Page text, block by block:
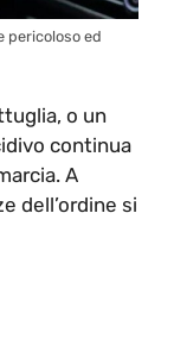
pericoloso ed
o un
continua
A
dell’ordine si